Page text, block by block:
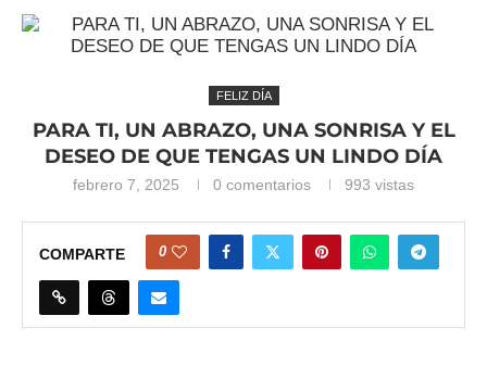
FELIZ DÍA
PARA TI, UN ABRAZO, UNA SONRISA Y EL
DESEO DE QUE TENGAS UN LINDO DÍA
febrero 7, 2025 0 comentarios 993 vistas
COMPARTE 0